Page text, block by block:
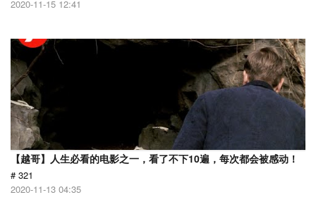
2020-11-15 12:41
【越哥】人生必看的电影之一，看了不下10遍，每次都会被感动！
# 321
2020-11-13 04:35